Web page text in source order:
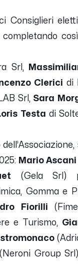
Consiglieri
Srl,
Clerici di
Srl, Sara
Testa di
Mario Ascani
(Gela Srl)
Gomma e
Fiorilli
e Turismo,
(Neroni Group